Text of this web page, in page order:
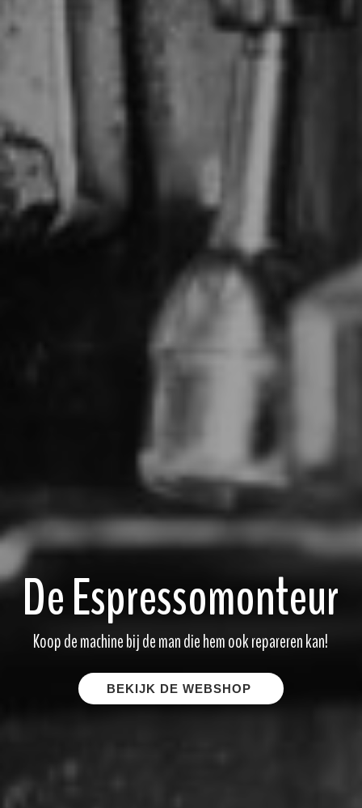
De Espressomonteur
Koop de machine bij de man die hem ook repareren kan!
BEKIJK DE WEBSHOP